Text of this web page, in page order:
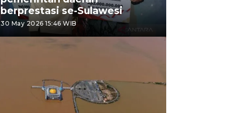
berprestasi se-Sulawesi
30 May 2026 15:46 WIB